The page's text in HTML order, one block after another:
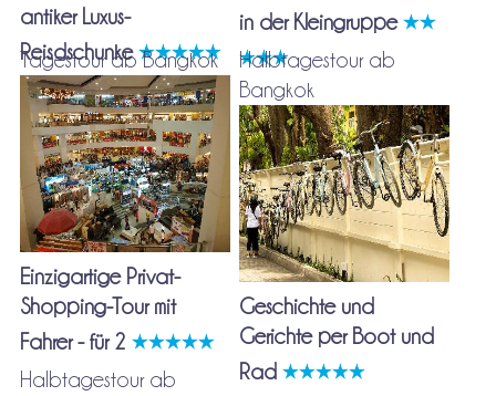
antiker Luxus-
Reisdschunke
in der Kleingruppe
Tagestour ab Bangkok
Einzigartige Privat-
Shopping-Tour mit
Fahrer - für 2
Halbtagestour ab
Bangkok
Geschichte und
Gerichte per Boot und
Rad
Halbtagestour ab